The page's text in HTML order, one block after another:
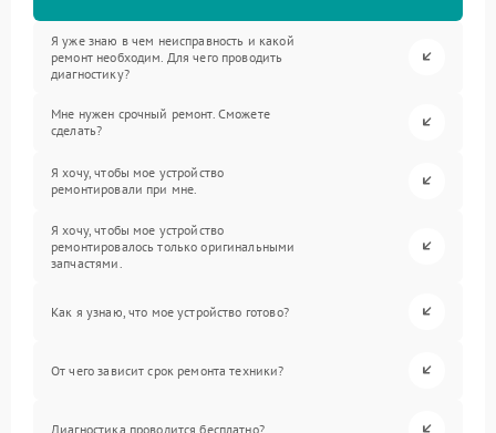
Я уже знаю в чем неисправность и какой
ремонт необходим. Для чего проводить
диагностику?
Мне нужен срочный ремонт. Сможете
сделать?
Я хочу, чтобы мое устройство
ремонтировали при мне.
Я хочу, чтобы мое устройство
ремонтировалось только оригинальными
запчастями.
Как я узнаю, что мое устройство готово?
От чего зависит срок ремонта техники?
Диагностика проводится бесплатно?